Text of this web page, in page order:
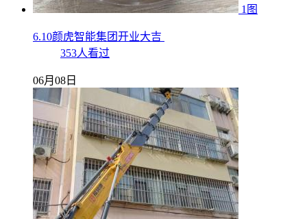
1图
6.10颜虎智能集团开业大吉
353人看过
06月08日